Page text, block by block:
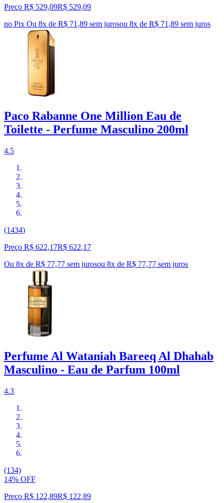
Preço R$ 529,09R$ 529,09
no Pix Ou 8x de R$ 71,89 sem jurosou 8x de R$ 71,89 sem juros
Paco Rabanne One Million Eau de
Toilette - Perfume Masculino 200ml
4.5
(1434)
Preço R$ 622,17R$ 622,17
Ou 8x de R$ 77,77 sem jurosou 8x de R$ 77,77 sem juros
Perfume Al Wataniah Bareeq Al Dhahab
Masculino - Eau de Parfum 100ml
4.3
(134)
14% OFF
Preço R$ 122,89R$ 122,89